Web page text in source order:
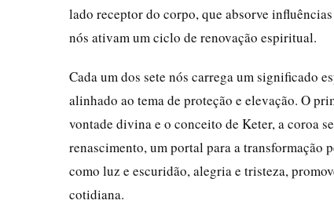
lado receptor do corpo, que absorve
nós ativam um ciclo de renovação espiritual.
Cada um dos sete nós carrega um significado
alinhado ao tema de proteção e elevação. O
vontade divina e o conceito de Keter, a coroa
renascimento, um portal para a transformação
como luz e escuridão, alegria e tristeza,
cotidiana.